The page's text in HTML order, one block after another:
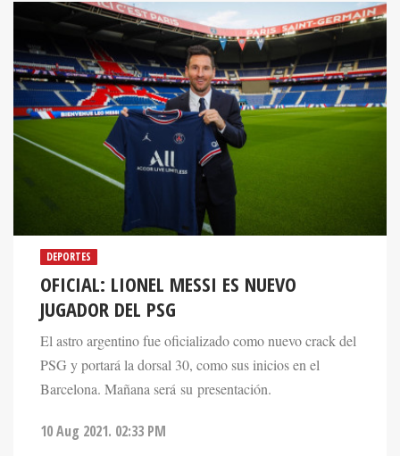
DEPORTES
OFICIAL: LIONEL MESSI ES NUEVO
JUGADOR DEL PSG
El astro argentino fue oficializado como nuevo crack del
PSG y portará la dorsal 30, como sus inicios en el
Barcelona. Mañana será su presentación.
10 Aug 2021. 02:33 PM